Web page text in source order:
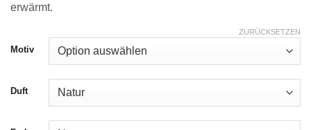
erwärmt.
Motiv
Duft
ZURÜCKSETZEN